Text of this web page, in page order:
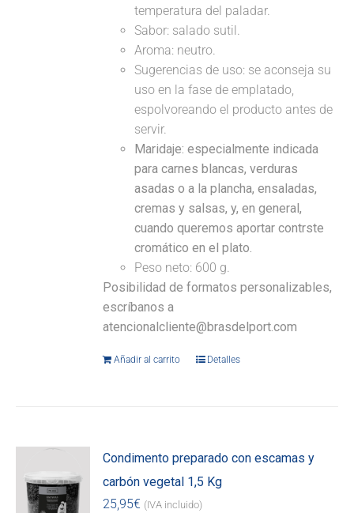
temperatura del paladar.
Sabor: salado sutil.
Aroma: neutro.
Sugerencias de uso: se aconseja su
uso en la fase de emplatado,
espolvoreando el producto antes de
servir.
Maridaje: especialmente indicada
para carnes blancas, verduras
asadas o a la plancha, ensaladas,
cremas y salsas, y, en general,
cuando queremos aportar contrste
cromático en el plato.
Peso neto: 600 g.
Posibilidad de formatos personalizables,
escríbanos a
atencionalcliente@brasdelport.com
Añadir al carrito Detalles
Condimento preparado con escamas y
carbón vegetal 1,5 Kg
25,95€ (IVA incluido)